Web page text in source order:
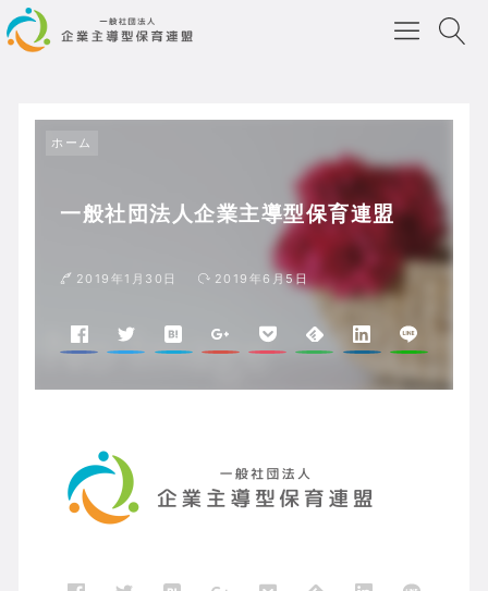
ホーム
一般社団法人企業主導型保育連盟
2019年1月30日 2019年6月5日